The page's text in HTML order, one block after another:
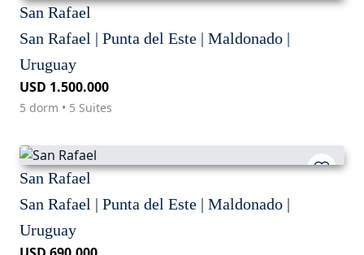
San Rafael
San Rafael | Punta del Este | Maldonado |
Uruguay
USD 1.500.000
5 dorm • 5 Suites
San Rafael
San Rafael | Punta del Este | Maldonado |
Uruguay